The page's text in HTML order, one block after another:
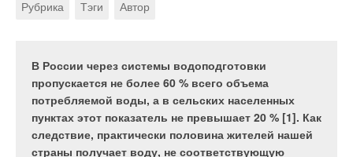
Рубрика Тэги Автор
В России через системы водоподготовки
пропускается не более 60 % всего объема
потребляемой воды, а в сельских населенных
пунктах этот показатель не превышает 20 % [1]. Как
следствие, практически половина жителей нашей
страны получает воду, не соответствующую
кольца, соединяющие между собой
теплообменные устройства (теплообменники),
размещенные, соответственно, у источников и
потребителей теплоты. Это, например, системы
теплоснабжения систем отопления.
потребителями, входящими в объединенную
систему потребителей тепла с максимальной
точностью и с учетом всех типов отопительных
приборов